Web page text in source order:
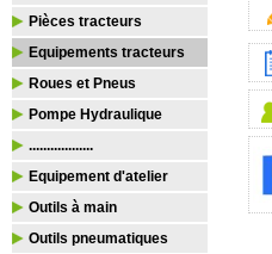
Pièces tracteurs
Equipements tracteurs
Roues et Pneus
Pompe Hydraulique
..................
Equipement d'atelier
Outils à main
Outils pneumatiques